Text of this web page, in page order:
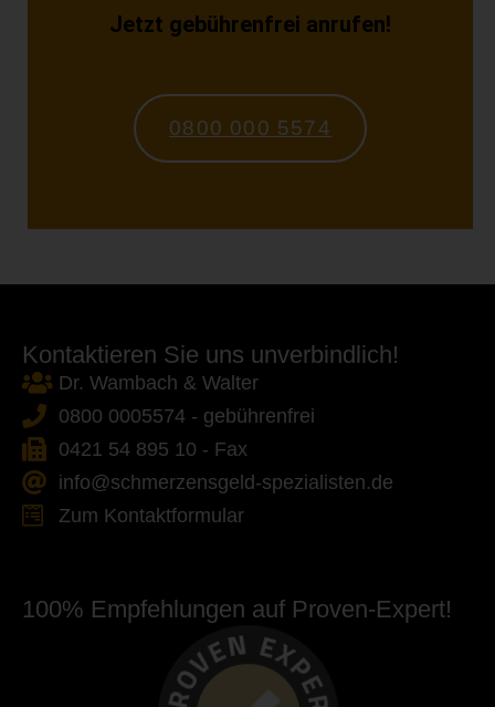
Jetzt gebührenfrei anrufen!
0800 000 5574
Kontaktieren Sie uns unverbindlich!
Dr. Wambach & Walter
0800 0005574 - gebührenfrei
0421 54 895 10 - Fax
info@schmerzensgeld-spezialisten.de
Zum Kontaktformular
100% Empfehlungen auf Proven-Expert!